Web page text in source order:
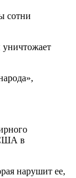
сотни
уничтожает
США в
нарушит ее,